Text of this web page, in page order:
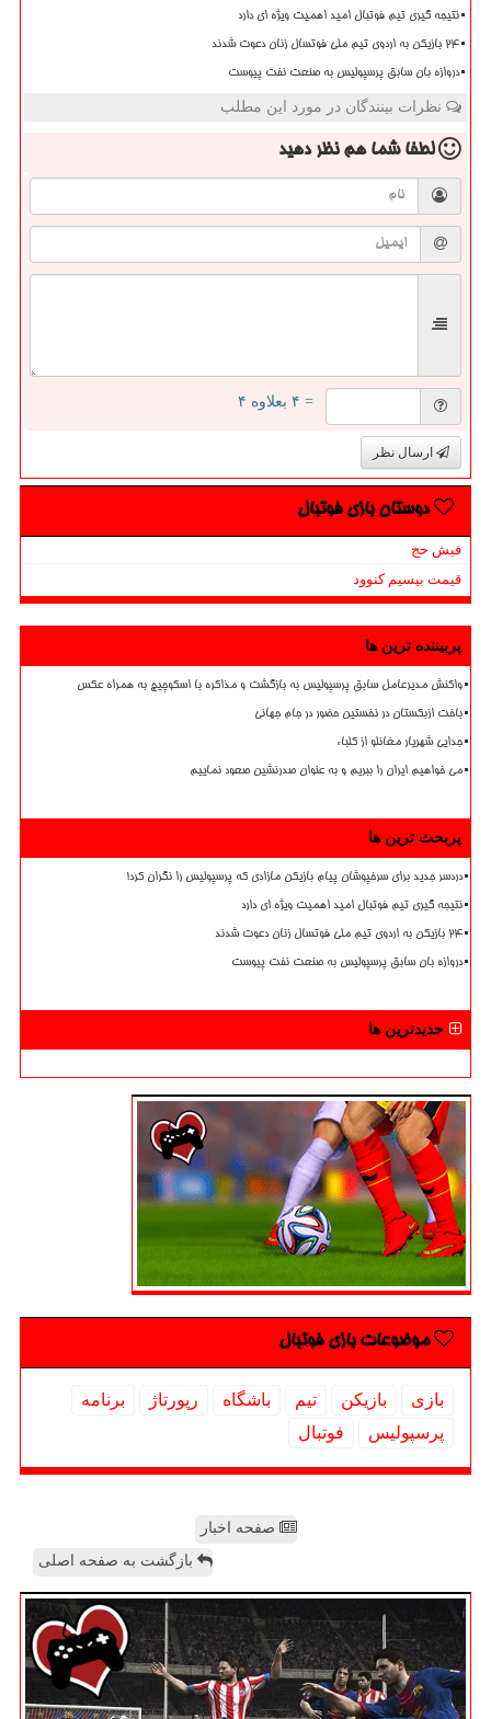
نتیجه گیری تیم فوتبال امید اهمیت ویژه ای دارد
۲۴ بازیکن به اردوی تیم ملی فوتسال زنان دعوت شدند
دروازه بان سابق پرسپولیس به صنعت نفت پیوست
نظرات بینندگان در مورد این مطلب
لطفا شما همنظر دهید
= ۴ بعلاوه ۴
ارسال نظر
دوستان بازی فوتبال
فیش حج
قیمت بیسیم کنوود
پربیننده ترین ها
واکنش مدیرعامل سابق پرسپولیس به بازگشت و مذاکره با اسکوچیچ به همراه عکس
باخت ازبکستان در نخستین حضور در جام جهانی
جدایی شهریار مغانلو از کلباء
می خواهیم ایران را ببریم و به عنوان صدرنشین صعود نماییم
پربحث ترین ها
دردسر جدید برای سرخپوشان پیام بازیکن مازادی که پرسپولیس را نگران کرد!
نتیجه گیری تیم فوتبال امید اهمیت ویژه ای دارد
۲۴ بازیکن به اردوی تیم ملی فوتسال زنان دعوت شدند
دروازه بان سابق پرسپولیس به صنعت نفت پیوست
جدیدترین ها
موضوعات بازی فوتبال
بازی بازیكن تیم باشگاه رپورتاژ
برنامه
پرسپولیس
فوتبال
صفحه اخبار
بازگشت به صفحه اصلی